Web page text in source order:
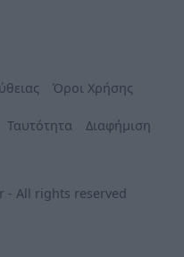
Όροι Χρήσης
Ταυτότητα Διαφήμιση
- All rights reserved